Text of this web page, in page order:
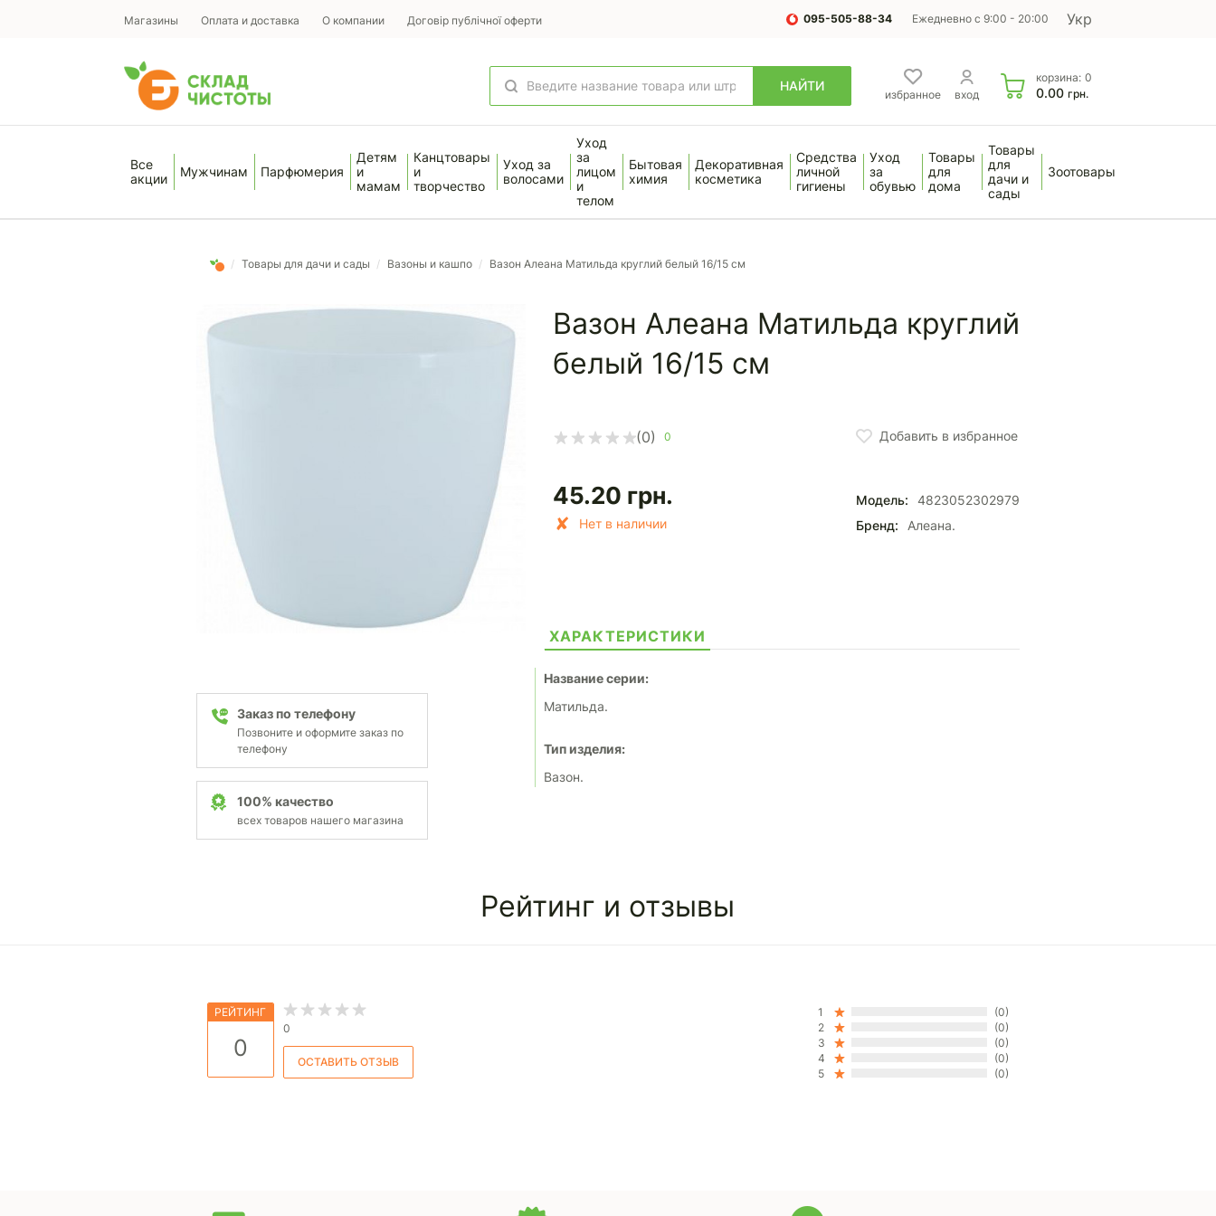
Магазины Оплата и доставка О компании Договір публічної оферти 095-505-88-34 Ежедневно с 9:00 - 20:00 Укр
НАЙТИ
избранное вход
корзина: 0
0.00 грн.
Все
акции
Мужчинам Парфюмерия
Детям
и
мамам
Канцтовары
и
творчество
Уход за
волосами
Уход
за
лицом
и
телом
Бытовая
химия
Декоративная
косметика
Средства
личной
гигиены
Уход
за
обувью
Товары
для
дома
Товары
для
дачи и
сады
Зоотовары
/ Товары для дачи и сады / Вазоны и кашпо / Вазон Алеана Матильда круглий белый 16/15 см
Заказ по телефону
Позвоните и оформите заказ по
телефону
100% качество
всех товаров нашего магазина
Вазон Алеана Матильда круглий
белый 16/15 см
(0) 0
45.20 грн.
Нет в наличии
Добавить в избранное
Модель:
4823052302979
Бренд:
Алеана.
ХАРАКТЕРИСТИКИ
Название серии:
Матильда.
Тип изделия:
Вазон.
Рейтинг и отзывы
РЕЙТИНГ
0
0
1
(0)
2
(0)
3
(0)
4
(0)
5
(0)